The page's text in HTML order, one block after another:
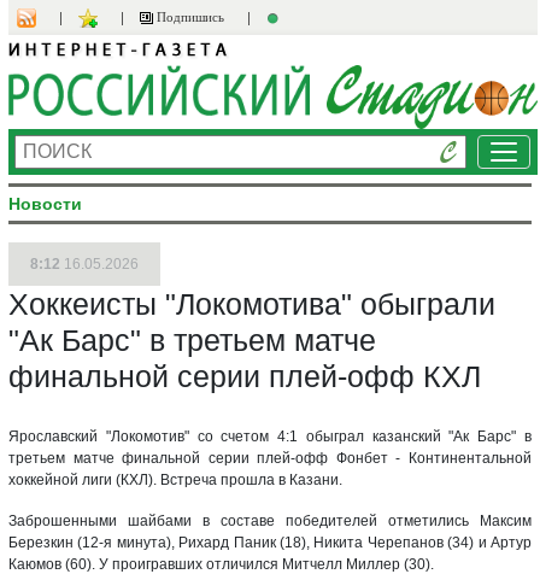
Подпишись
Новости
8:12 16.05.2026
Хоккеисты "Локомотива" обыграли
"Ак Барс" в третьем матче
финальной серии плей-офф КХЛ
Ярославский "Локомотив" со счетом 4:1 обыграл казанский "Ак Барс" в
третьем матче финальной серии плей-офф Фонбет - Континентальной
хоккейной лиги (КХЛ). Встреча прошла в Казани.
Заброшенными шайбами в составе победителей отметились Максим
Березкин (12-я минута), Рихард Паник (18), Никита Черепанов (34) и Артур
Каюмов (60). У проигравших отличился Митчелл Миллер (30).